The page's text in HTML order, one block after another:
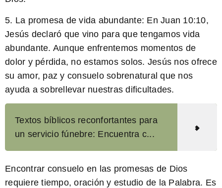
5. La promesa de vida abundante: En Juan 10:10,
Jesús declaró que vino para que tengamos vida
abundante. Aunque enfrentemos momentos de
dolor y pérdida, no estamos solos. Jesús nos ofrece
su amor, paz y consuelo sobrenatural que nos
ayuda a sobrellevar nuestras dificultades.
Textos bíblicos reconfortantes para
un servicio fúnebre: Encuentra c...
Encontrar consuelo en las promesas de Dios
requiere tiempo, oración y estudio de la Palabra. Es